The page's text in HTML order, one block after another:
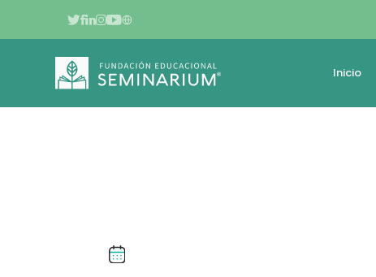
Inicio
ABRIL DE 2022